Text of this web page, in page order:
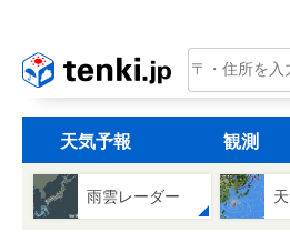
tenki.jp
天気予報 観測
雨雲レーダー